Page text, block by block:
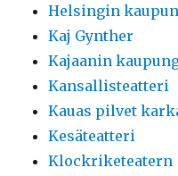
Helsingin
Kaj Gynther
Kajaanin
Kansallisteatteri
Kauas pilvet
Kesäteatteri
Klockriketeatern